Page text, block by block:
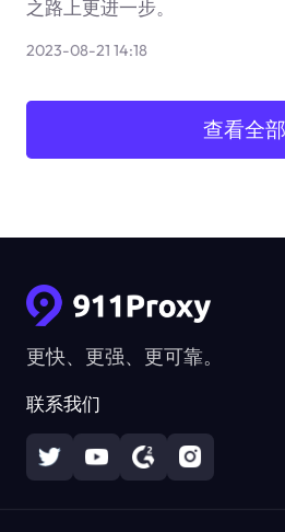
之路上更进一步。
2023-08-21 14:18
查看全部
更快、更强、更可靠。
联系我们